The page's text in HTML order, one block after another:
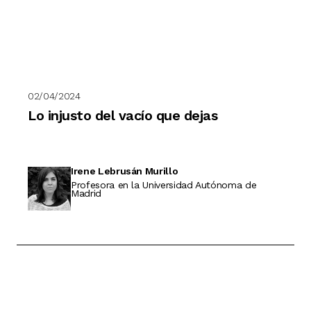
02/04/2024
Lo injusto del vacío que dejas
Irene Lebrusán Murillo
Profesora en la Universidad Autónoma de
Madrid